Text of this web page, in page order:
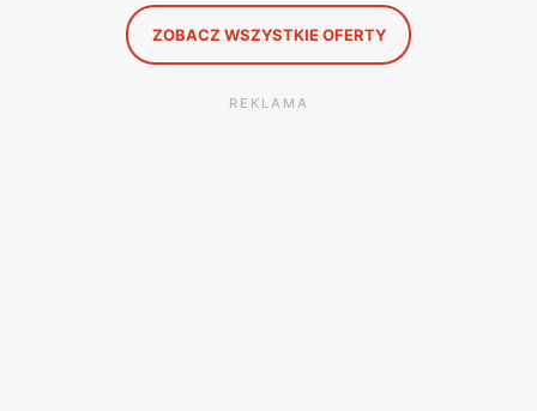
ZOBACZ WSZYSTKIE OFERTY
REKLAMA